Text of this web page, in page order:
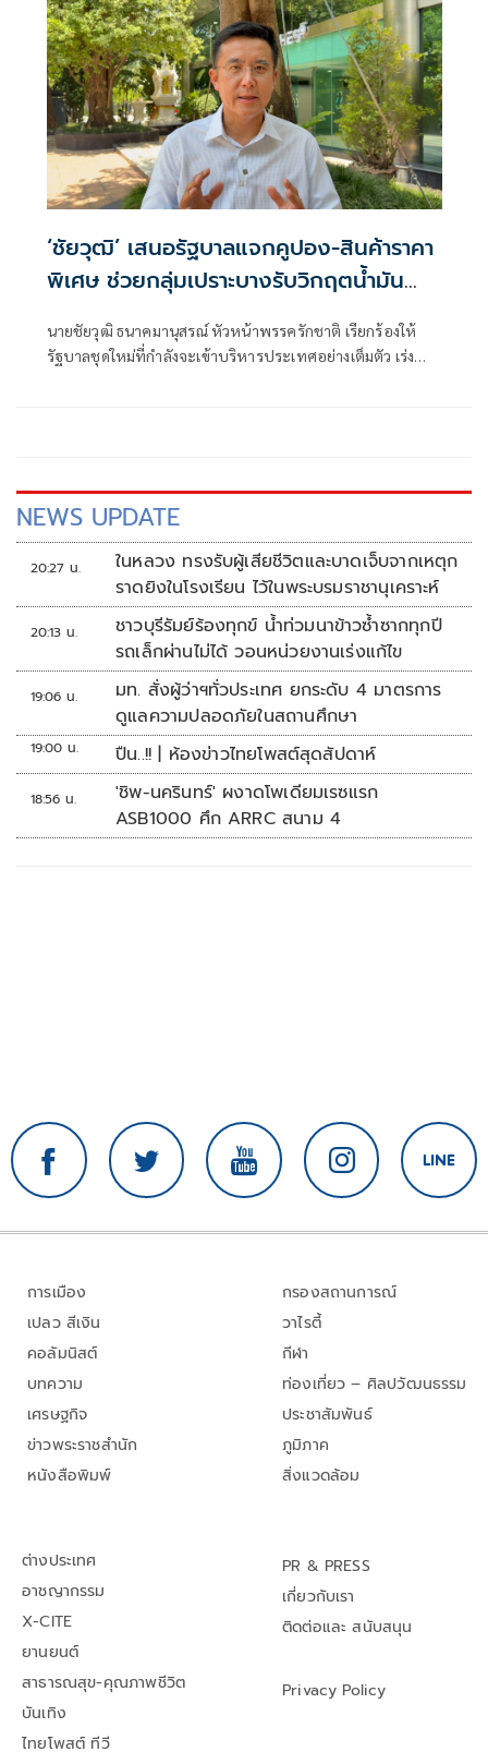
‘ชัยวุฒิ’ เสนอรัฐบาลแจกคูปอง-สินค้าราคา
พิเศษ ช่วยกลุ่มเปราะบางรับวิกฤตน้ำมัน
นายชัยวุฒิ ธนาคมานุสรณ์ หัวหน้าพรรครักชาติ เรียกร้องให้
รัฐบาลชุดใหม่ที่กำลังจะเข้าบริหารประเทศอย่างเต็มตัว เร่ง
NEWS UPDATE
20:27 น.
ในหลวง ทรงรับผู้เสียชีวิตและบาดเจ็บจากเหตุก
ราดยิงในโรงเรียน ไว้ในพระบรมราชานุเคราะห์
20:13 น.
ชาวบุรีรัมย์ร้องทุกข์ น้ำท่วมนาข้าวซ้ำซากทุกปี
รถเล็กผ่านไม่ได้ วอนหน่วยงานเร่งแก้ไข
19:06 น.
มท. สั่งผู้ว่าฯทั่วประเทศ ยกระดับ 4 มาตรการ
ดูแลความปลอดภัยในสถานศึกษา
19:00 น. ปืน..!! | ห้องข่าวไทยโพสต์สุดสัปดาห์
18:56 น.
'ชิพ-นครินทร์' ผงาดโพเดียมเรซแรก
ASB1000 ศึก ARRC สนาม 4
การเมือง
เปลว สีเงิน
คอลัมนิสต์
บทความ
เศรษฐกิจ
ข่าวพระราชสำนัก
หนังสือพิมพ์
กรองสถานการณ์
วาไรตี้
กีฬา
ท่องเที่ยว – ศิลปวัฒนธรรม
ประชาสัมพันธ์
ภูมิภาค
สิ่งแวดล้อม
ต่างประเทศ
อาชญากรรม
X-CITE
ยานยนต์
สาธารณสุข-คุณภาพชีวิต
บันเทิง
ไทยโพสต์ ทีวี
PR & PRESS
เกี่ยวกับเรา
ติดต่อและ สนับสนุน
Privacy Policy